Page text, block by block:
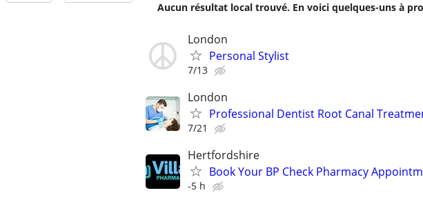
Aucun résultat local trouvé. En voici quelques-uns à
London
Personal Stylist
7/13
London
Professional Dentist Root Canal
7/21
Hertfordshire
Book Your BP Check Pharmacy
-5 h